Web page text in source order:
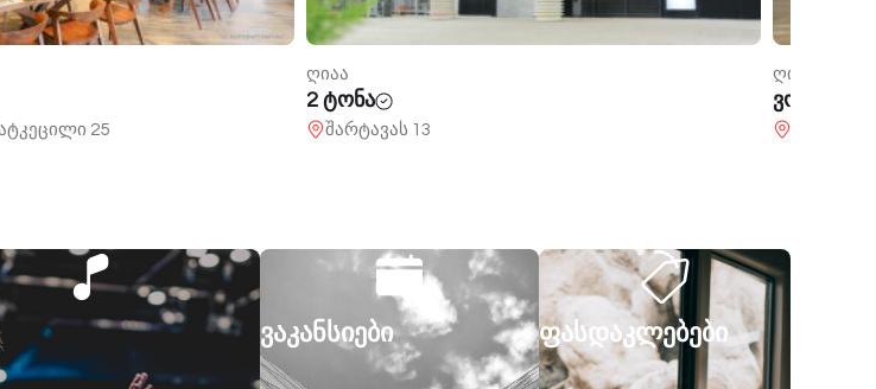
ღიაა
ვოისი
ფრიდონ ხალვაშის 151
ღიაა
ლაკმუსი
ვაკანსიები ფასდაკლებები